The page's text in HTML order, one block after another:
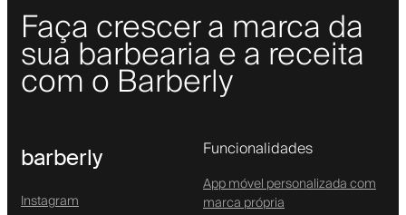
Faça crescer a marca da
sua barbearia e a receita
com o Barberly
barberly
Instagram
Funcionalidades
App móvel personalizada com
marca própria